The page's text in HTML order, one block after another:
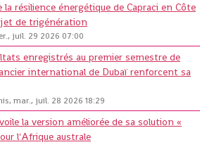
la résilience énergétique de Capraci en Côte
de trigénération
juil. 29 2026 07:00
enregistrés au premier semestre de
international de Dubaï renforcent sa
mar., juil. 28 2026 18:29
la version améliorée de sa solution «
l'Afrique australe